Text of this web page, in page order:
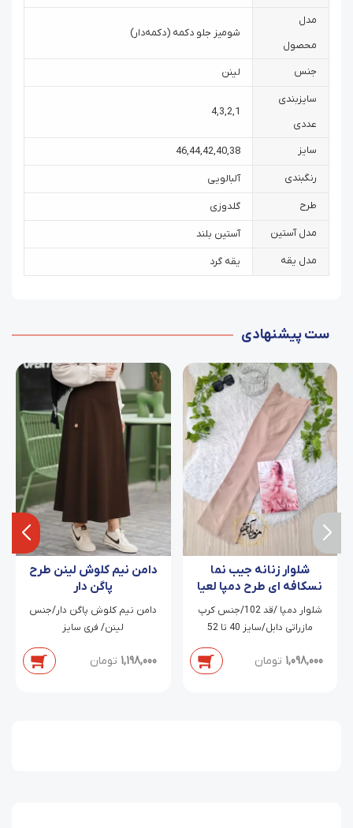
مدل
محصول
شومیز جلو دکمه (دکمه‌دار)
جنس لینن
سایزبندی
عددی
1
,
2
,
3
,
4
سایز 38
,
40
,
42
,
44
,
46
رنگبندی آلبالویی
طرح گلدوزی
مدل آستین آستین بلند
مدل یقه یقه گرد
ست پیشنهادی
شلوار زنانه جیب نما
نسکافه ای طرح دمپا لعیا
شلوار دمپا /قد 102/جنس کرپ
مازراتی دابل/سایز 40 تا 52
1,098,000 تومان
دامن نیم کلوش لینن طرح
پاگن دار
دامن نیم کلوش پاگن دار/جنس
لینن/ فری سایز
1,198,000 تومان